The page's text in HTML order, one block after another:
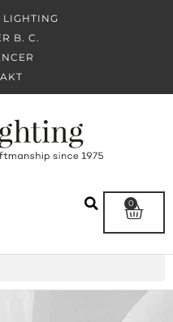
B. C.
0